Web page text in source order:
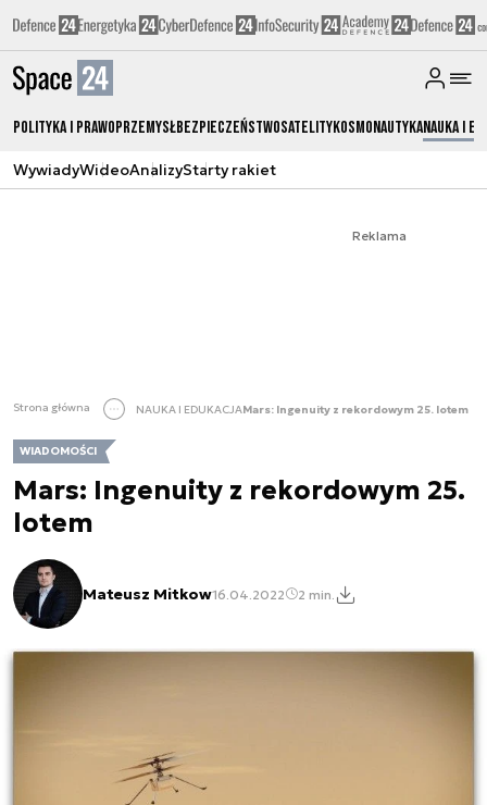
Polityka i prawoPrzemysłBezpieczeństwoSatelityKosmonautykaNauka i
WywiadyWideoAnalizyStarty rakiet
Reklama
Strona główna NAUKA I EDUKACJAMars: Ingenuity z rekordowym 25. lotem
WIADOMOŚCI
Mars: Ingenuity z rekordowym 25.
lotem
Mateusz Mitkow16.04.2022 2 min.